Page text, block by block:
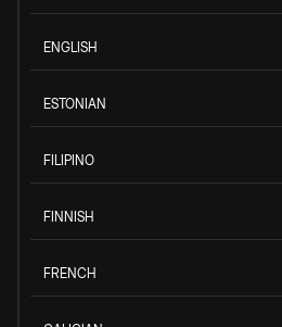
ENGLISH
ESTONIAN
FILIPINO
FINNISH
FRENCH